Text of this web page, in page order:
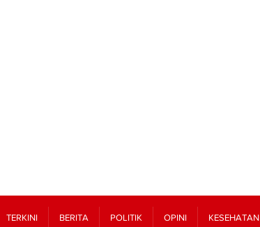
TERKINI BERITA POLITIK OPINI KESEHATAN